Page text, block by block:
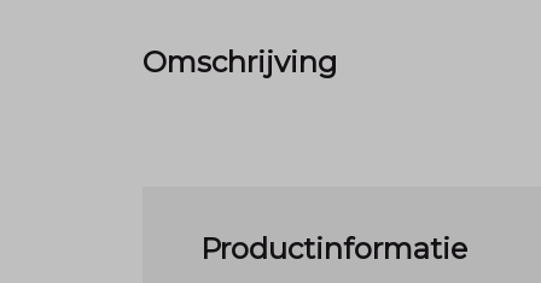
Omschrijving
Productinformatie